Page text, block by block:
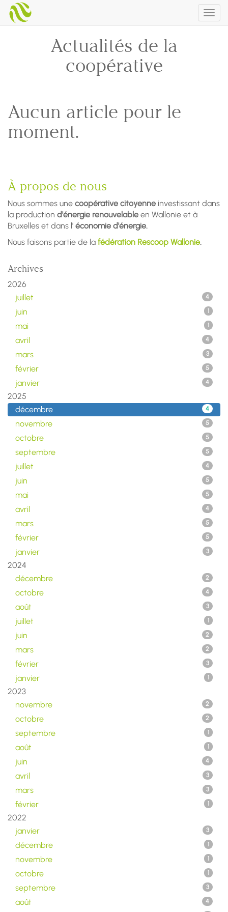
Actualités de la
coopérative
Aucun article pour le
moment.
À propos de nous
Nous sommes une coopérative citoyenne investissant dans
la production d'énergie renouvelable en Wallonie et à
Bruxelles et dans l' économie d'énergie.
Nous faisons partie de la fédération Rescoop Wallonie.
Archives
2026
juillet
4
juin 1
mai 1
avril 4
mars 3
février 5
janvier 4
2025
décembre
4
novembre 5
octobre 5
septembre 5
juillet 4
juin 5
mai 5
avril 4
mars 5
février 5
janvier 3
2024
décembre
2
octobre 4
août 3
juillet 1
juin 2
mars 2
février 3
janvier 1
2023
novembre
2
octobre 2
septembre 1
août 1
juin 4
avril 3
mars 3
février 1
2022
janvier
3
décembre 1
novembre 1
octobre 1
septembre 3
août 4